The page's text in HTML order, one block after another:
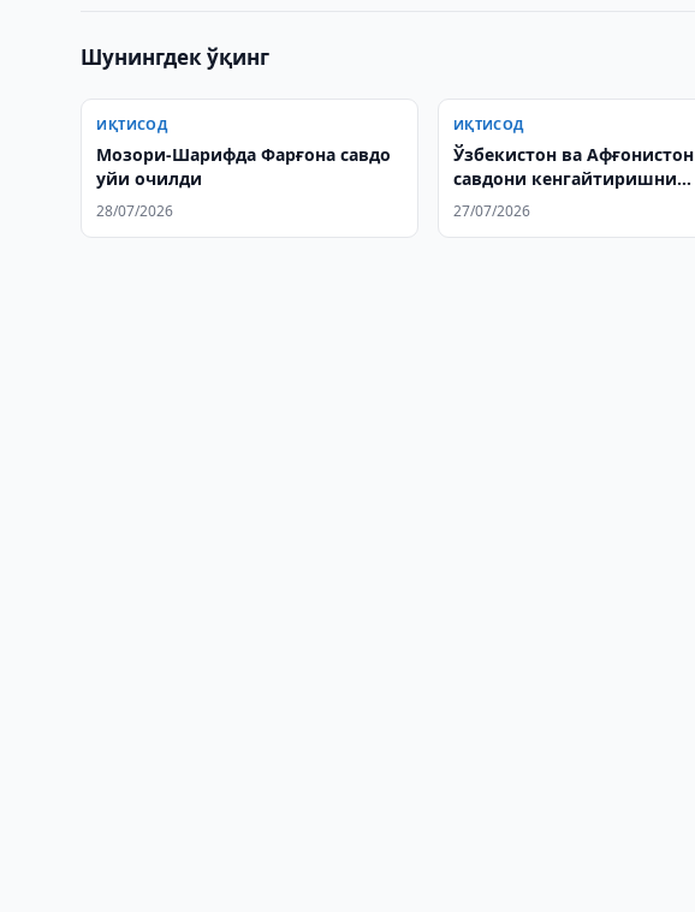
Шунингдек ўқинг
ИҚТИСОД
Мозори-Шарифда Фарғона савдо
уйи очилди
28/07/2026
ИҚТИСОД
Ўзбекистон ва Афғонистон
савдони кенгайтиришни
муҳокама қилди
27/07/2026